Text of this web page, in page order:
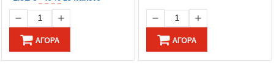
ΑΓΟΡΆ ΑΓΟΡΆ